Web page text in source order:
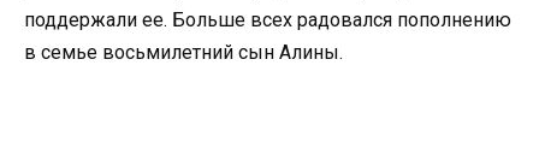
поддержали ее. Больше всех радовался пополнению
в семье восьмилетний сын Алины.